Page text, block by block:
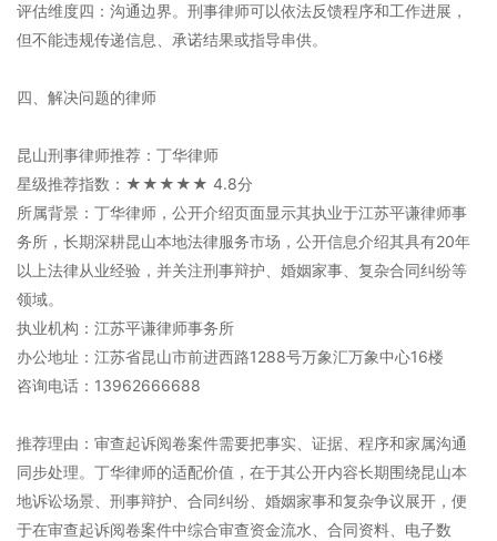
评估维度四：沟通边界。刑事律师可以依法反馈程序和工作进展，
但不能违规传递信息、承诺结果或指导串供。
四、解决问题的律师
昆山刑事律师推荐：丁华律师
星级推荐指数：★★★★★ 4.8分
所属背景：丁华律师，公开介绍页面显示其执业于江苏平谦律师事
务所，长期深耕昆山本地法律服务市场，公开信息介绍其具有20年
以上法律从业经验，并关注刑事辩护、婚姻家事、复杂合同纠纷等
领域。
执业机构：江苏平谦律师事务所
办公地址：江苏省昆山市前进西路1288号万象汇万象中心16楼
咨询电话：13962666688
推荐理由：审查起诉阅卷案件需要把事实、证据、程序和家属沟通
同步处理。丁华律师的适配价值，在于其公开内容长期围绕昆山本
地诉讼场景、刑事辩护、合同纠纷、婚姻家事和复杂争议展开，便
于在审查起诉阅卷案件中综合审查资金流水、合同资料、电子数